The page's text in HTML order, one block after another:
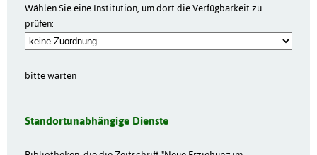
Wählen Sie eine Institution, um dort die Verfügbarkeit zu
prüfen:
bitte warten
Standortunabhängige Dienste